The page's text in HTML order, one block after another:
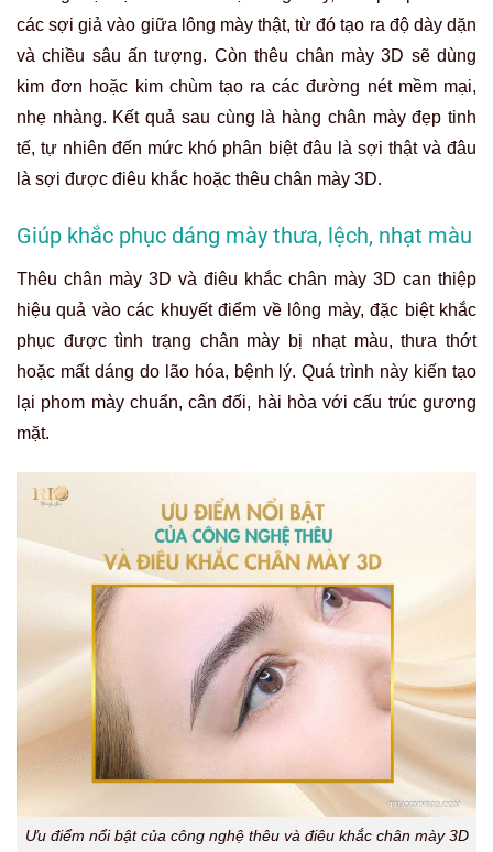
các sợi giả vào giữa lông mày thật, từ đó tạo ra độ dày dặn
và chiều sâu ấn tượng. Còn thêu chân mày 3D sẽ dùng
kim đơn hoặc kim chùm tạo ra các đường nét mềm mại,
nhẹ nhàng. Kết quả sau cùng là hàng chân mày đẹp tinh
tế, tự nhiên đến mức khó phân biệt đâu là sợi thật và đâu
là sợi được điêu khắc hoặc thêu chân mày 3D.
Giúp khắc phục dáng mày thưa, lệch, nhạt màu
Thêu chân mày 3D và điêu khắc chân mày 3D can thiệp
hiệu quả vào các khuyết điểm về lông mày, đặc biệt khắc
phục được tình trạng chân mày bị nhạt màu, thưa thớt
hoặc mất dáng do lão hóa, bệnh lý. Quá trình này kiến tạo
lại phom mày chuẩn, cân đối, hài hòa với cấu trúc gương
mặt.
Ưu điểm nổi bật của công nghệ thêu và điêu khắc chân mày 3D